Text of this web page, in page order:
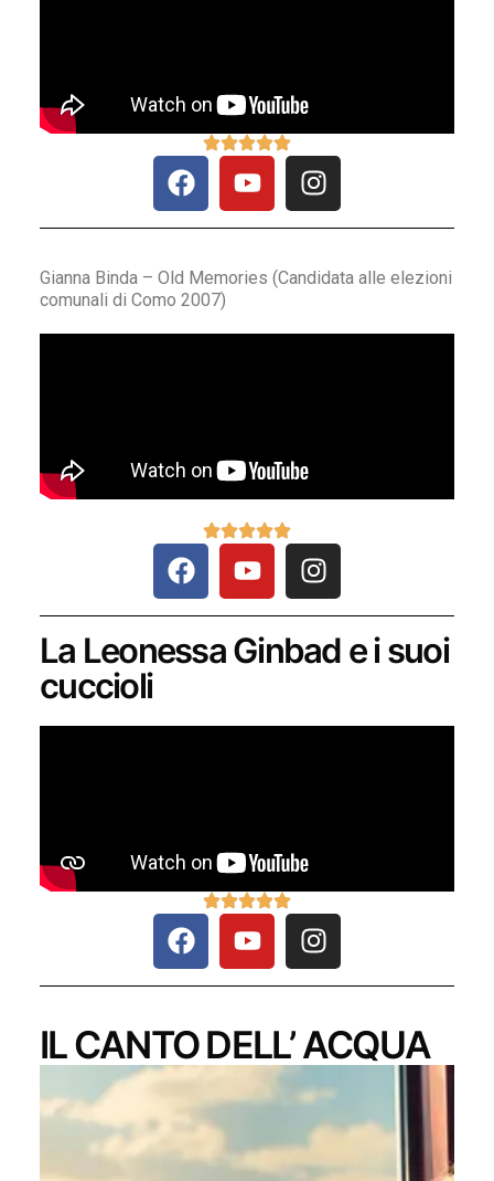
Gianna Binda – Old Memories (Candidata alle elezioni
comunali di Como 2007)
La Leonessa Ginbad e i suoi
cuccioli
IL CANTO DELL’ ACQUA